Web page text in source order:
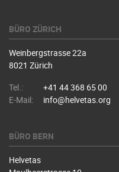
BÜRO ZÜRICH
Weinbergstrasse 22a
8021 Zürich
Tel.:
+41 44 368 65 00
E-Mail:
info@helvetas.org
BÜRO BERN
Helvetas